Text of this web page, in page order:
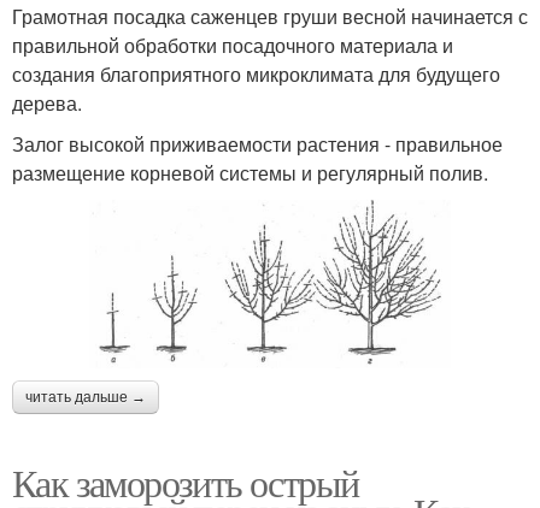
Грамотная посадка саженцев груши весной начинается с
правильной обработки посадочного материала и
создания благоприятного микроклимата для будущего
дерева.
Залог высокой приживаемости растения - правильное
размещение корневой системы и регулярный полив.
читать дальше →
Как заморозить острый